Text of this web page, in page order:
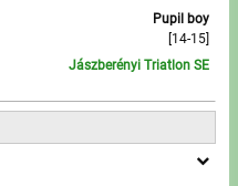
Pupil boy
[14-15]
Jászberényi Triatlon SE